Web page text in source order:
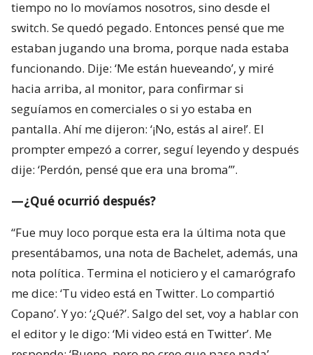
seguíamos en comerciales o si yo estaba en
pantalla. Ahí me dijeron: ‘¡No, estás al aire!’. El
prompter empezó a correr, seguí leyendo y después
dije: ‘Perdón, pensé que era una broma’”.
—¿Qué ocurrió después?
“Fue muy loco porque esta era la última nota que
presentábamos, una nota de Bachelet, además, una
nota política. Termina el noticiero y el camarógrafo
me dice: ‘Tu video está en Twitter. Lo compartió
Copano’. Y yo: ‘¿Qué?’. Salgo del set, voy a hablar con
el editor y le digo: ‘Mi video está en Twitter’. Me
responde: ‘Bueno, pero no creo que pase nada’.
Como al día siguiente tenía libre, me dijo: ‘Llama al
Pato’, que era el jefe máximo, ‘cuéntale un poquito
lo que pasó y listo’”.
—¿Cómo viviste lo que vino después?